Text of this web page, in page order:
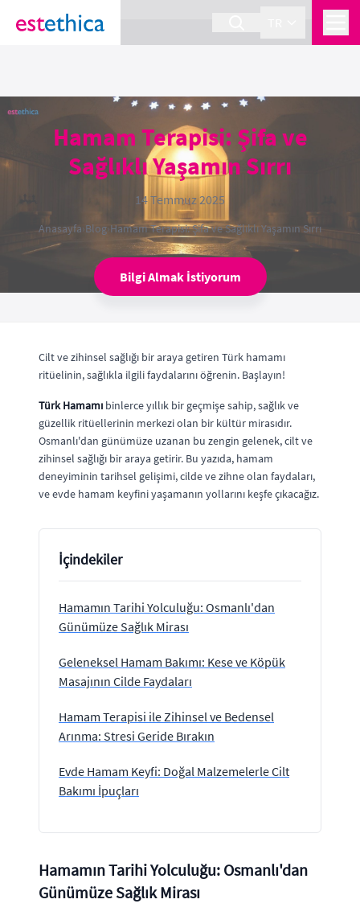
section Service {
Hamam Terapisi: Şifa ve
Sağlıklı Yaşamın Sırrı
14 Temmuz 2025
Anasayfa›Blog›Hamam Terapisi: Şifa ve Sağlıklı Yaşamın Sırrı
Bilgi Almak İstiyorum
Cilt ve zihinsel sağlığı bir araya getiren Türk hamamı
ritüelinin, sağlıkla ilgili faydalarını öğrenin. Başlayın!
Türk Hamamı binlerce yıllık bir geçmişe sahip, sağlık ve
güzellik ritüellerinin merkezi olan bir kültür mirasıdır.
Osmanlı'dan günümüze uzanan bu zengin gelenek, cilt ve
zihinsel sağlığı bir araya getirir. Bu yazıda, hamam
deneyiminin tarihsel gelişimi, cilde ve zihne olan faydaları,
ve evde hamam keyfini yaşamanın yollarını keşfe çıkacağız.
İçindekiler
Hamamın Tarihi Yolculuğu: Osmanlı'dan
Günümüze Sağlık Mirası
Geleneksel Hamam Bakımı: Kese ve Köpük
Masajının Cilde Faydaları
Hamam Terapisi ile Zihinsel ve Bedensel
Arınma: Stresi Geride Bırakın
Evde Hamam Keyfi: Doğal Malzemelerle Cilt
Bakımı İpuçları
Hamamın Tarihi Yolculuğu: Osmanlı'dan
Günümüze Sağlık Mirası